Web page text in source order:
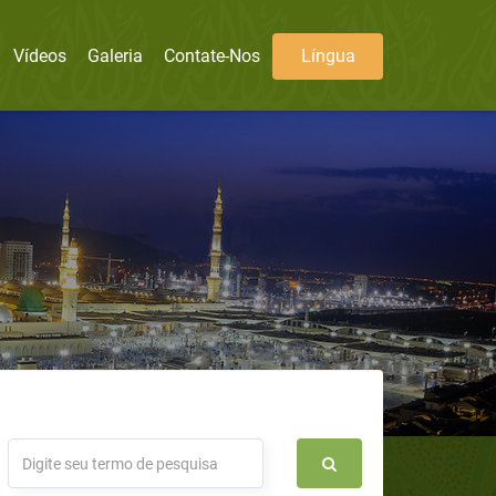
Vídeos Galeria Contate-Nos Língua